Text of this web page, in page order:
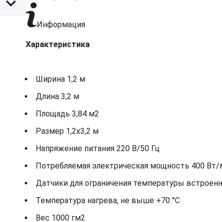
Информация
Характеристика
Ширина 1,2 м
Длина 3,2 м
Площадь 3,84 м2
Размер 1,2х3,2 м
Напряжение питания 220 В/50 Гц
Потребляемая электрическая мощность 400 Вт/
Датчики для ограничения температуры
Температура нагрева, не выше +70 °С
Вес 1000 гм2